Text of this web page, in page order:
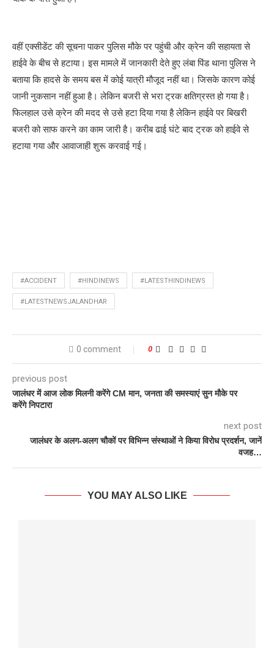
वहीं एक्सीडेंट की सूचना पाकर पुलिस मौके पर पहुंची और क्रेन की सहायता से
हाईवे के बीच से हटाया। इस मामले में जानकारी देते हुए लंबा पिंड थाना पुलिस ने
बताया कि हादसे के समय बस में कोई यात्री मौजूद नहीं था। जिसके कारण कोई
जानी नुकसान नहीं हुआ है। लेकिन बजरी से भरा ट्रक क्षतिग्रस्त हो गया है।
फिलहाल उसे क्रेन की मदद से उसे हटा दिया गया है लेकिन हाईवे पर बिखरी
बजरी को साफ करने का काम जारी है। करीब ढाई घंटे बाद ट्रक को हाईवे से
हटाया गया और आवाजाही शुरू करवाई गई।
#ACCIDENT #HINDINEWS #LATESTHINDINEWS
#LATESTNEWSJALANDHAR
0 comment 0
previous post
जालंधर में आज लोक मिलनी करेंगे CM मान, जनता की समस्याएं सुन मौके पर
करेंगे निपटारा
next post
जालंधर के अलग-अलग चौकों पर विभिन्न संस्थाओं ने किया विरोध प्रदर्शन, जानें
वजह…
YOU MAY ALSO LIKE